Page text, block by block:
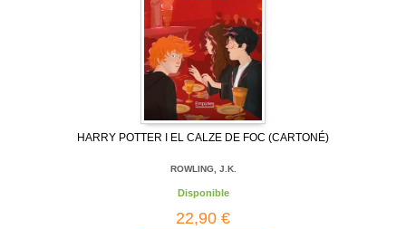
HARRY POTTER I EL CALZE DE FOC (CARTONÉ)
ROWLING, J.K.
Disponible
22,90 €